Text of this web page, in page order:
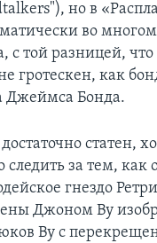
но в
во
той разницей, что
гротескен, как
Джеймса Бонда.
статен,
следить за тем, как
гнездо
Джоном Ву
Ву с